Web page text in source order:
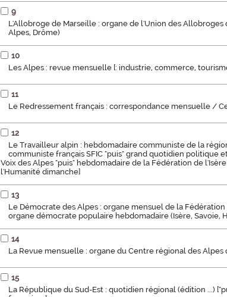
9
L'Allobroge de Marseille : organe de l'Union des Allobroges
Alpes, Drôme)
10
Les Alpes : revue mensuelle [: industrie, commerce,
11
Le Redressement français : correspondance mensuelle /
12
Le Travailleur alpin : hebdomadaire communiste de la
communiste français SFIC "puis" grand quotidien politique
Voix des Alpes "puis" hebdomadaire de la Fédération de
l'Humanité dimanche]
13
Le Démocrate des Alpes : organe mensuel de la
organe démocrate populaire hebdomadaire (Isère, Savoie,
14
La Revue mensuelle : organe du Centre régional des Alpes
15
La République du Sud-Est : quotidien régional (édition ...)